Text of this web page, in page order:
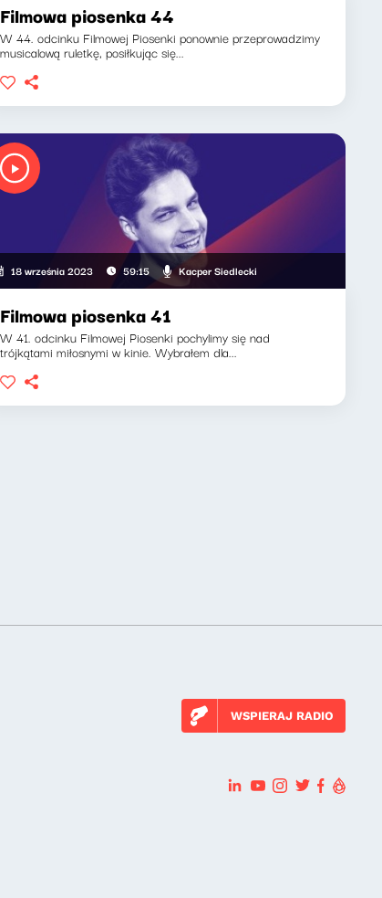
Filmowa piosenka 44
W 44. odcinku Filmowej Piosenki ponownie przeprowadzimy
musicalową ruletkę, posiłkując się...
18 września 2023 59:15 Kacper Siedlecki
Filmowa piosenka 41
W 41. odcinku Filmowej Piosenki pochylimy się nad
trójkątami miłosnymi w kinie. Wybrałem dla...
WSPIERAJ RADIO